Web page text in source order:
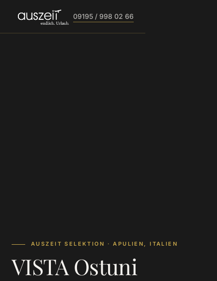
09195 / 998 02 66
AUSZEIT SELEKTION · APULIEN, ITALIEN
VISTA Ostuni